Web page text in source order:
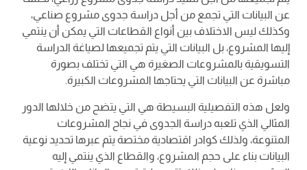
عن البيانات التي تجمع من أجل دراسة جدوى مشروع صناعي،
وكذلك ليس الاختلاف بين أنواع القطاعات التي يمكن أن ينتمي
إليها المشروع، بل البيانات التي يتم تجميعها لصياغة الدراسة
التسويقية بالمشروعات الصغيرة هي التي تختلف بصورة
مباشرة عن البيانات التي يحتاجها المشروعات الكبيرة.
ولعل هذه التفصيلية البسيطة هي التي يتضح من خلالها الدور
المثالي الذي تلعبه دراسة الجدوى في نجاح المشروعات
المتنوعة، ولذلك كوادر اقتصادية مختصة يتم عبرها تحديد نوعية
البيانات بناء على حجم المشروع، والقطاع الذي ينتمي إليه